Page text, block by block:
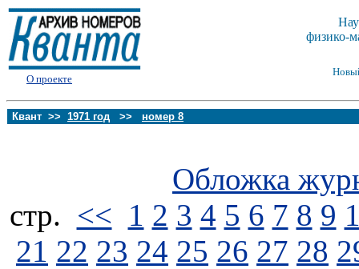
О проекте
физико-
Квант >> 1971 год >> номер 8
Обложка
стp. << 1 2 3 4 5 6 7 8 9
21 22 23 24 25 26 27 28